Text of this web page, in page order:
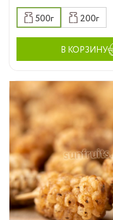
500г 200г
В КОРЗИНУ